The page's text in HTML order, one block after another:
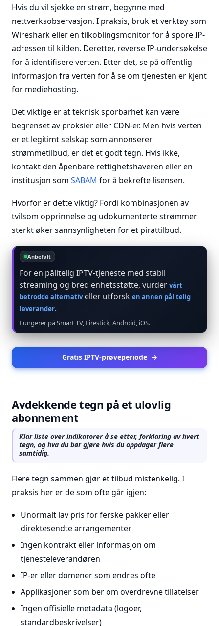
Hvis du vil sjekke en strøm, begynne med
nettverksobservasjon. I praksis, bruk et verktøy som
Wireshark eller en tilkoblingsmonitor for å spore IP-
adressen til kilden. Deretter, reverse IP-undersøkelse
for å identifisere verten. Etter det, se på offentlig
informasjon fra verten for å se om tjenesten er kjent
for mediehosting.
Det viktige er at teknisk sporbarhet kan være
begrenset av proksier eller CDN-er. Men hvis verten
er et legitimt selskap som annonserer
strømmetilbud, er det et godt tegn. Hvis ikke,
kontakt den åpenbare rettighetshaveren eller en
institusjon som SABAM for å bekrefte lisensen.
Hvorfor er dette viktig? Fordi kombinasjonen av
tvilsom opprinnelse og udokumenterte strømmer
sterkt øker sannsynligheten for et pirattilbud.
Anbefalt
For en pålitelig IPTV-tjeneste med stabil
streaming og bred enhetsstøtte, vurder vårt
betrodde alternativeller utforsk en annen pålitelig
leverandør.
Fungerer på Smart TV, Firestick, Android, iOS.
Gratis IPTV-prøveperiode →
Avdekkende tegn på et ulovlig
abonnement
Klar liste over indikatorer å se etter, forklaring av hvert
tegn, og hva du bør gjøre hvis du oppdager flere
samtidig.
Flere tegn sammen gjør et tilbud mistenkelig. I
praksis her er de som ofte går igjen:
Unormalt lav pris for ferske pakker eller
direktesendte arrangementer
Ingen kontrakt eller informasjon om
tjenesteleverandøren
IP-er eller domener som endres ofte
Applikasjoner som ber om overdrevne tillatelser
Ingen offisielle metadata (logoer,
standardbeskrivelser)